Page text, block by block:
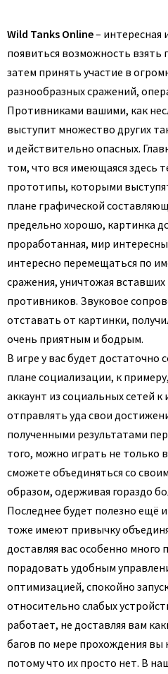
Wild Tanks Online– интересная
появиться возможность взять
затем принять участие в
разнообразных сражений,
Противниками вашими, как
выступит множество других
и действительно опасных.
том, что вся имеющаяся здесь
прототипы, которыми
плане графической
предельно хорошо, картинка
проработанная, мир
интересно перемещаться по
сражения, уничтожая
противников. Звуковое
отставать от картинки,
очень приятным и бодрым.
В игре у вас будет
плане социализации, к
аккаунт из социальных сетей к
отправлять уда свои
полученными результатами
того, можно играть не только
сможете объединяться со
образом, одерживая гораздо
Последнее будет полезно ещё
тоже имеют привычку
доставляя вас особенно много
порадовать удобным
оптимизацией, спокойно
относительно слабых
работает, не доставляя вам
багов по мере прохождения вы
потому что их просто нет. В